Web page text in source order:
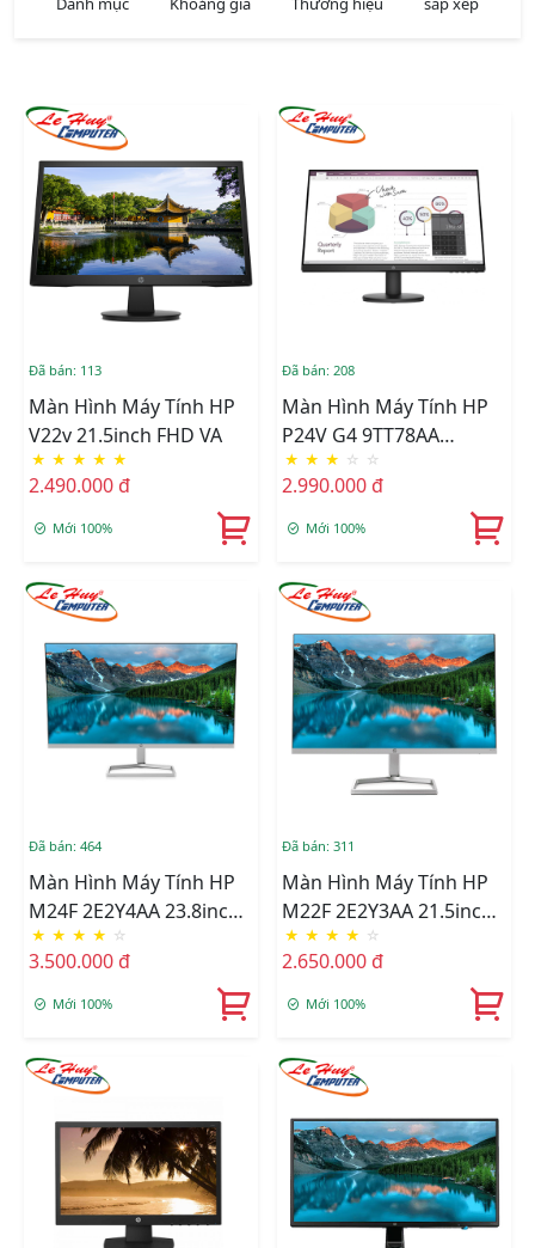
Đã bán: 113
Màn Hình Máy Tính HP
V22v 21.5inch FHD VA
★ ★ ★ ★ ★
2.490.000 đ
Mới 100%
Đã bán: 208
Màn Hình Máy Tính HP
P24V G4 9TT78AA
23.8inch FHD IPS
★ ★ ★ ☆ ☆
2.990.000 đ
Mới 100%
Đã bán: 464
Màn Hình Máy Tính HP
M24F 2E2Y4AA 23.8inch
FHD IPS
★ ★ ★ ★ ☆
3.500.000 đ
Mới 100%
Đã bán: 311
Màn Hình Máy Tính HP
M22F 2E2Y3AA 21.5inch
FHD IPS
★ ★ ★ ★ ☆
2.650.000 đ
Mới 100%